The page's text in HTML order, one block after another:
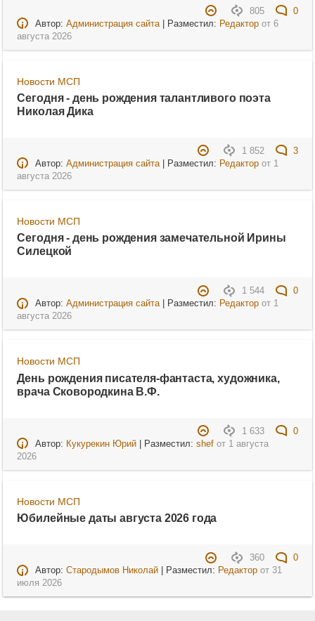
805
0
Автор: Администрация сайта| Разместил: Редакторот 6
августа 2026
Новости МСП
Сегодня - день рождения талантливого поэта
Николая Дика
1 852
3
Автор: Администрация сайта| Разместил: Редакторот 1
августа 2026
Новости МСП
Сегодня - день рождения замечательной Ирины
Силецкой
1 544
0
Автор: Администрация сайта| Разместил: Редакторот 1
августа 2026
Новости МСП
День рождения писателя-фантаста, художника,
врача Сковородкина В.Ф.
1 633
0
Автор: Кукурекин Юрий| Разместил: shefот 1 августа
2026
Новости МСП
Юбилейные даты августа 2026 года
360
0
Автор: Стародымов Николай| Разместил: Редакторот 31
июля 2026